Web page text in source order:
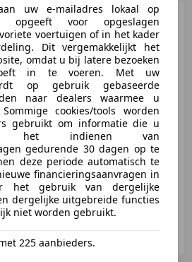
KTM 890 DukeGP
€ 10.490 1
- Brandstof -/-
uw e-mailadres lokaal op
voor opgeslagen
voertuigen of in het kader
Dit vergemakkelijkt het
omdat u bij latere bezoeken
in te voeren. Met uw
op gebruik gebaseerde
naar dealers waarmee u
cookies/tools worden
gebruikt om informatie die u
het indienen van
gedurende 30 dagen op te
deze periode automatisch te
financieringsaanvragen in
het gebruik van dergelijke
dergelijke uitgebreide functies
niet worden gebruikt.
225 aanbieders.